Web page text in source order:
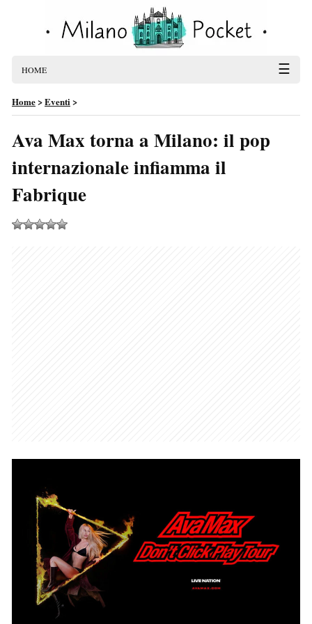
HOME ☰
Home>Eventi>
Ava Max torna a Milano: il pop
internazionale infiamma il
Fabrique